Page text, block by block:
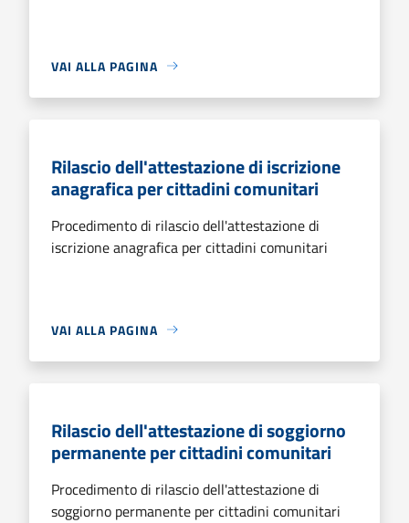
VAI ALLA PAGINA
Rilascio dell'attestazione di iscrizione
anagrafica per cittadini comunitari
Procedimento di rilascio dell'attestazione di
iscrizione anagrafica per cittadini comunitari
VAI ALLA PAGINA
Rilascio dell'attestazione di soggiorno
permanente per cittadini comunitari
Procedimento di rilascio dell'attestazione di
soggiorno permanente per cittadini comunitari